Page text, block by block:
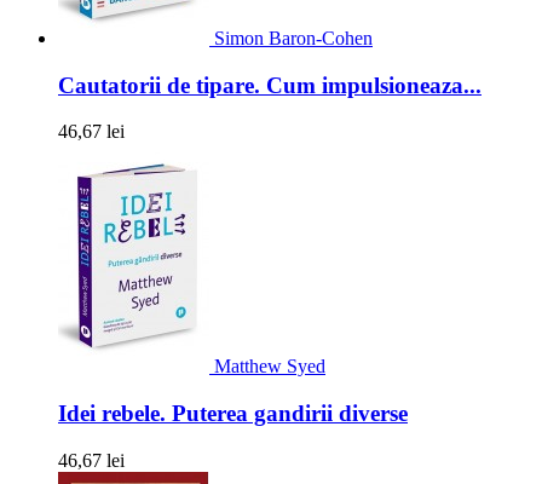
Simon Baron-Cohen
Cautatorii de tipare. Cum impulsioneaza...
46,67 lei
Matthew Syed
Idei rebele. Puterea gandirii diverse
46,67 lei